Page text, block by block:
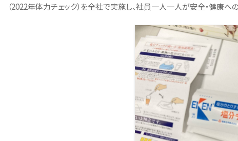
（2022年体力チェック）を全社で実施し、社員一人一人が安全・健康